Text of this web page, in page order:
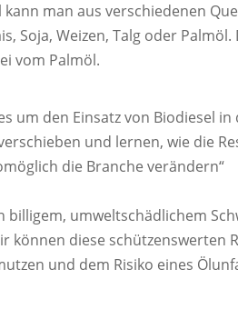
man aus verschiedenen
Soja, Weizen, Talg oder
vom Palmöl.
um den Einsatz von Biodiesel
und lernen, wie die
die Branche verändern“
umweltschädlichem
können diese schützenswerten
und dem Risiko eines